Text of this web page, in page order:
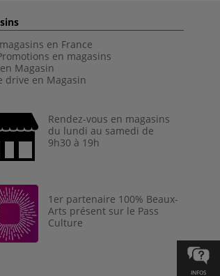
INFOS
en France
en magasins
en Magasin
drive en Magasin
Rendez-vous en magasins
du lundi au samedi de
9h30 à 19h
1er partenaire 100% Beaux-
Arts présent sur le Pass
Culture